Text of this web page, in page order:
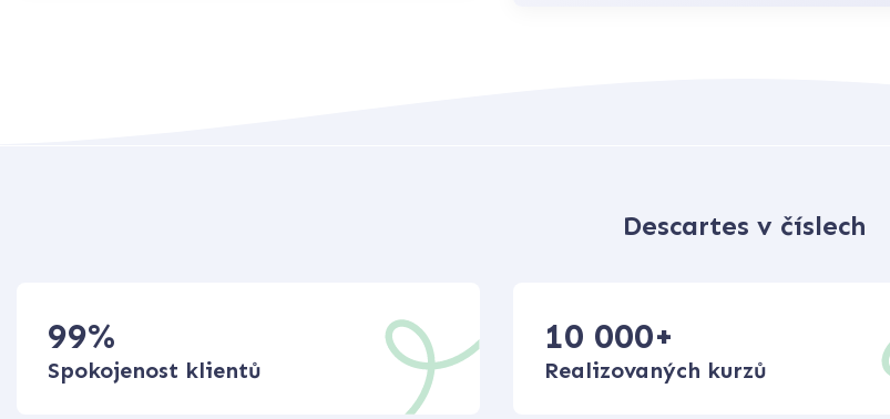
Descartes v číslech
99%
Spokojenost klientů
10 000+
Realizovaných kurzů